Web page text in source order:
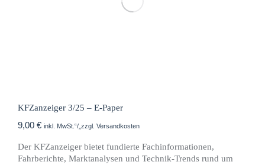
KFZanzeiger 3/25 – E-Paper
9,00 € inkl. MwSt.“/„zzgl. Versandkosten
Der KFZanzeiger bietet fundierte Fachinformationen,
Fahrberichte, Marktanalysen und Technik-Trends rund um